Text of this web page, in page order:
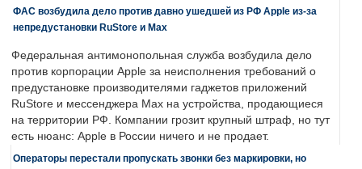
ФАС возбудила дело против давно ушедшей из РФ Apple из-за
непредустановки RuStore и Max
Федеральная антимонопольная служба возбудила дело
против корпорации Apple за неисполнения требований о
предустановке производителями гаджетов приложений
RuStore и мессенджера Max на устройства, продающиеся
на территории РФ. Компании грозит крупный штраф, но тут
есть нюанс: Apple в России ничего и не продает.
Операторы перестали пропускать звонки без маркировки, но